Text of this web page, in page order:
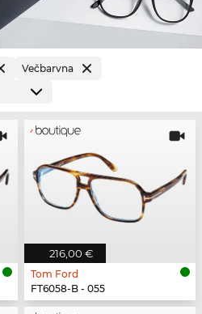
Večbarvna
216,00 €
Tom Ford
FT6058-B - 055